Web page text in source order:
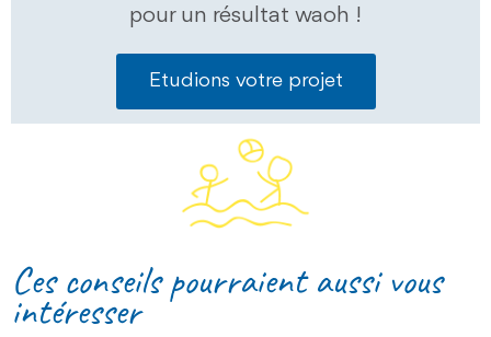
pour un résultat waoh !
Etudions votre projet
Ces conseils pourraient aussi vous
intéresser